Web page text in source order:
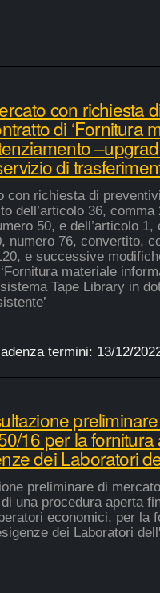
con richiesta
di ‘Fornitura
di
con richiesta di
dell’articolo 36,
50, e dell’articolo
numero 76, convertito,
e successive
materiale
Tape Library in
termini: 13/12/
16 per la
dei Laboratori
preliminare di
una procedura aperta
economici, per la
dei Laboratori